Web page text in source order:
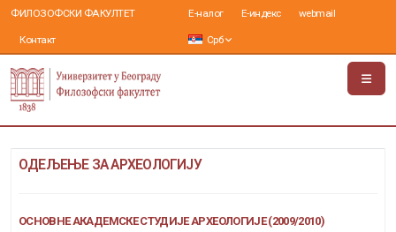
ФИЛОЗОФСКИ ФАКУЛТЕТ
Контакт
Е-налог Е-индекс webmail
Срб
ОДЕЉЕЊЕ ЗА АРХЕОЛОГИЈУ
ОСНОВНЕ АКАДЕМСКЕ СТУДИЈЕ АРХЕОЛОГИЈЕ (2009/2010)